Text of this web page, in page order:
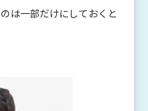
は一部だけにしておくと